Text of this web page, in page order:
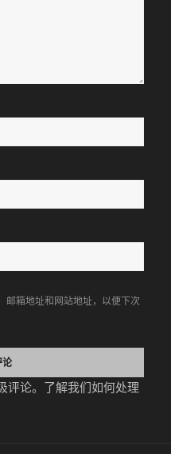
邮箱地址和网站地址，以便下次
论。 了解我们如何处理